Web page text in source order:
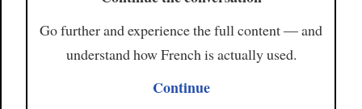
Go further and experience the full content — and
understand how French is actually used.
Continue